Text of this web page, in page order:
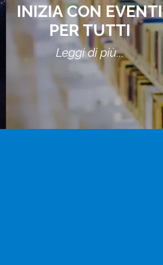
INIZIA CON EVENTI
PER TUTTI
Leggi di più...